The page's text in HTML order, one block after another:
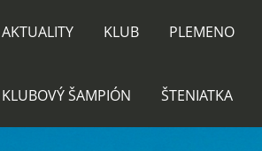
AKTUALITY KLUB PLEMENO
KLUBOVÝ ŠAMPIÓN ŠTENIATKA